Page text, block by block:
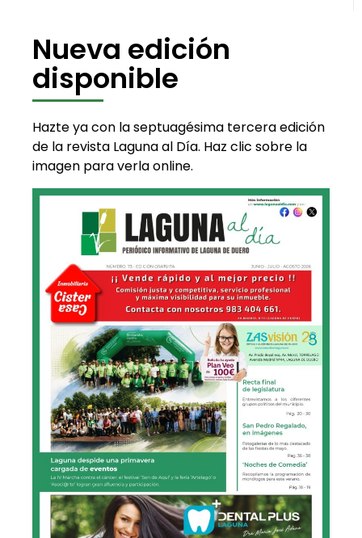
Nueva edición
disponible
Hazte ya con la septuagésima tercera edición
de la revista Laguna al Día. Haz clic sobre la
imagen para verla online.